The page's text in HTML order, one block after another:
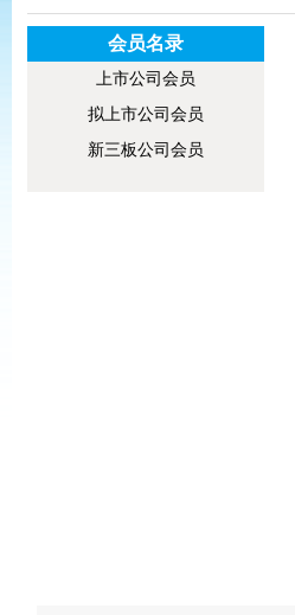
会员名录
上市公司会员
拟上市公司会员
新三板公司会员